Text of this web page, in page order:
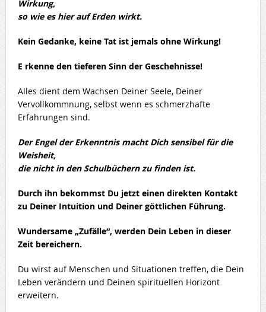
Wirkung,
so wie es hier auf Erden wirkt.
Kein Gedanke, keine Tat ist jemals ohne Wirkung!
E rkenne den tieferen Sinn der Geschehnisse!
Alles dient dem Wachsen Deiner Seele, Deiner
Vervollkommnung, selbst wenn es schmerzhafte
Erfahrungen sind.
Der Engel der Erkenntnis macht Dich sensibel für die
Weisheit,
die nicht in den Schulbüchern zu finden ist.
Durch ihn bekommst Du jetzt einen direkten Kontakt
zu Deiner Intuition und Deiner göttlichen Führung.
Wundersame „Zufälle“, werden Dein Leben in dieser
Zeit bereichern.
Du wirst auf Menschen und Situationen treffen, die Dein
Leben verändern und Deinen spirituellen Horizont
erweitern.